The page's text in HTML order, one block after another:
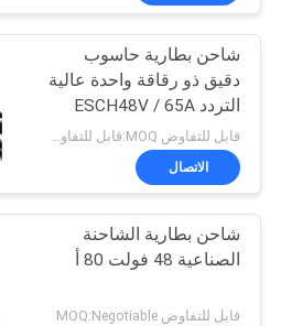
شاحن بطارية حاسوب
دقيق ذو رقاقة واحدة عالية
التردد ESCH48V / 65A
48v 65A
الاتصال
شاحن بطارية الشاحنة
الصناعية 48 فولت 80 أ
قابل للتفاوض MOQ:Negotiable